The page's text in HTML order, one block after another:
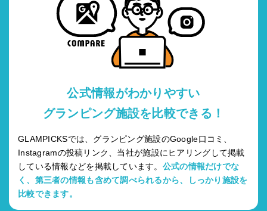
公式情報がわかりやすい
グランピング施設を比較できる！
GLAMPICKSでは、グランピング施設のGoogle口コミ、
Instagramの投稿リンク、当社が施設にヒアリングして掲載
している情報などを掲載しています。 公式の情報だけでな
く、第三者の情報も含めて調べられるから、しっかり施設を
比較できます。